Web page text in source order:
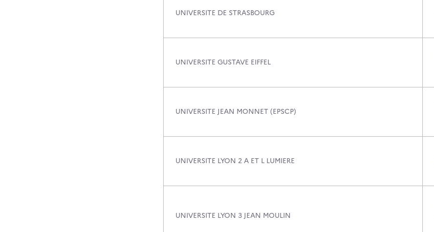
UNIVERSITE DE STRASBOURG
UNIVERSITE GUSTAVE EIFFEL
UNIVERSITE JEAN MONNET (EPSCP)
UNIVERSITE LYON 2 A ET L LUMIERE
UNIVERSITE LYON 3 JEAN MOULIN